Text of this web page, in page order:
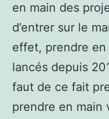
en main des
d’entrer sur le
effet, prendre en
lancés depuis
faut de ce fait
prendre en main